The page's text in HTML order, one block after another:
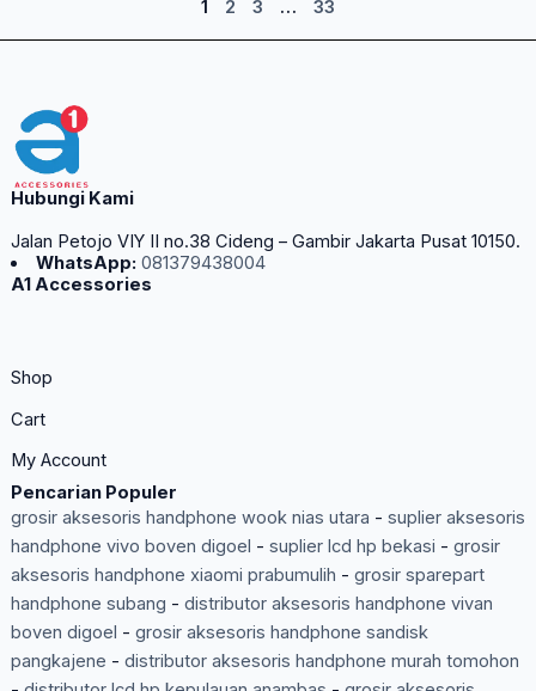
1 2 3 … 33
Hubungi Kami
Jalan Petojo VIY II no.38 Cideng – Gambir Jakarta Pusat 10150.
WhatsApp: 081379438004
A1 Accessories
Shop
Cart
My Account
Pencarian Populer
grosir aksesoris handphone wook nias utara - suplier aksesoris
handphone vivo boven digoel - suplier lcd hp bekasi - grosir
aksesoris handphone xiaomi prabumulih - grosir sparepart
handphone subang - distributor aksesoris handphone vivan
boven digoel - grosir aksesoris handphone sandisk
pangkajene - distributor aksesoris handphone murah tomohon